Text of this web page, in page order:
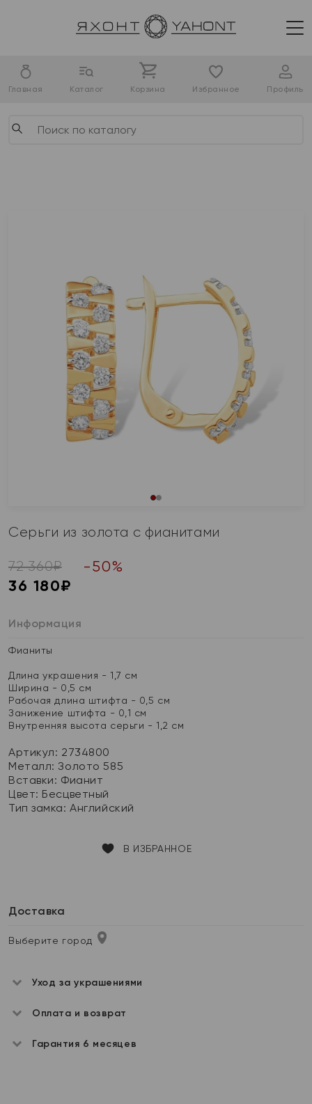
Главная Каталог Корзина Избранное Профиль
Серьги из золота с фианитами
72 360₽ -50%
36 180₽
Информация
Фианиты
Длина украшения - 1,7 см
Ширина - 0,5 см
Рабочая длина штифта - 0,5 см
Занижение штифта - 0,1 см
Внутренняя высота серьги - 1,2 см
Артикул: 2734800
Металл:Золото 585
Вставки: Фианит
Цвет: Бесцветный
Тип замка:Английский
В ИЗБРАННОЕ
Доставка
Выберите город
Уход за украшениями
Оплата и возврат
Гарантия 6 месяцев